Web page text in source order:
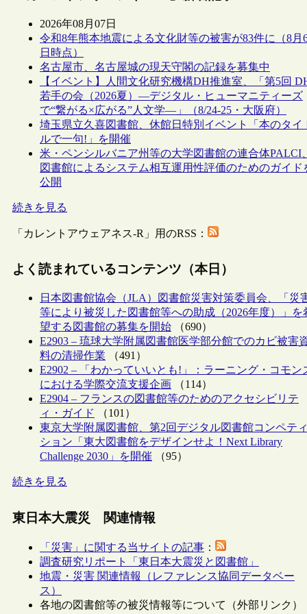
2026年08月07日
令和8年熊本地震による文化財等の被害が83件に（8月
日時点）
名古屋市、名古屋城の現天守閣の記録を募集中
【イベント】人間文化研究機構DH推進室、「第5回
若手の会（2026夏）―デジタル・ヒューマニティーズ
で“繋がる×広がる”人文学―」（8/24-25・大阪府）
埼玉県立久喜図書館、休館日特別イベント「本のタイ
ルで一句!」を開催
米・ペンシルバニア州等の大学図書館の連合体PALCI、
図書館によるシステム相互運用性評価のためのガイド
公開
続きを見る
「カレントアウェアネス-R」用のRSS：
よく読まれているコンテンツ（本日）
日本図書館協会（JLA）図書館災害対策委員会、「災
等により被災した図書館等への助成（2026年度）」を
望する図書館の募集を開始 （690）
E2903 – 琉球大学附属図書館医学部分館でのカビ被害
料の清掃作業 （491）
E2902 – 「わかっていいとも!」：ラーニング・コモン
における学際交流支援企画 （114）
E2904 – フランスの図書館等のためのアクセシビリテ
ィ・ガイド
（101）
東京大学附属図書館、第2回デジタル図書館コンペティ
ション「東大図書館をデザインせよ！Next Library
Challenge 2030」を開催 （95）
続きを見る
東日本大震災 関連情報
「災害」に関する当サイトの記事 ：
調査研究リポート「東日本大震災と図書館」
地震・災害 関連情報（レファレンス協同データベー
ス）
各地の図書館等の被災情報等について（外部リンク）